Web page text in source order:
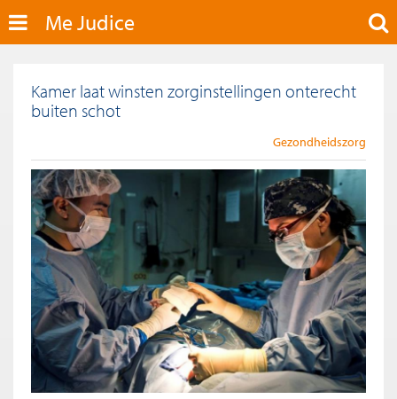
Me Judice
Kamer laat winsten zorginstellingen onterecht
buiten schot
Gezondheidszorg